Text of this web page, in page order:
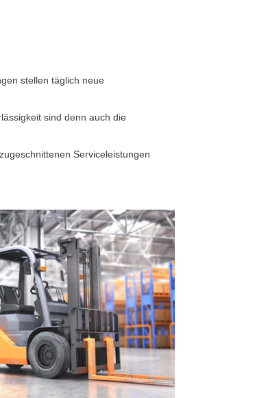
stellen täglich neue
sind denn auch die
Serviceleistungen